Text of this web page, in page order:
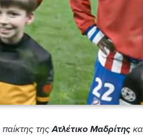
παίκτης τηςΑτλέτικο Μαδρίτης